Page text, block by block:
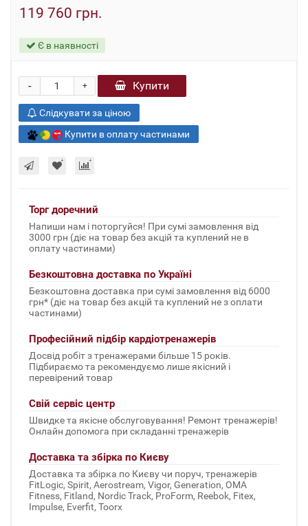
119 760 грн.
Є в наявності
+
- Купити
Слідкувати за ціною
Купити в оплату частинами
Торг доречний
Напиши нам і поторгуйся! При сумі замовлення від
3000 грн (діє на товар без акцій та куплений не в
оплату частинами)
Безкоштовна доставка по Україні
Безкоштовна доставка при сумі замовлення від 6000
грн* (діє на товар без акцій та куплений не з оплати
частинами)
Професійний підбір кардіотренажерів
Досвід робіт з тренажерами більше 15 років.
Підбираємо та рекомендуємо лише якісний і
перевірений товар
Свій сервіс центр
Швидке та якісне обслуговування! Ремонт тренажерів!
Онлайн допомога при складанні тренажерів
Доставка та збірка по Києву
Доставка та збірка по Києву чи поруч, тренажерів
FitLogic, Spirit, Aerostream, Vigor, Generation, OMA
Fitness, Fitland, Nordic Track, ProForm, Reebok, Fitex,
Impulse, Everfit, Toorx